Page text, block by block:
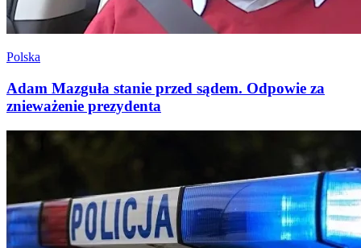
Polska
Adam Mazguła stanie przed sądem. Odpowie za
znieważenie prezydenta